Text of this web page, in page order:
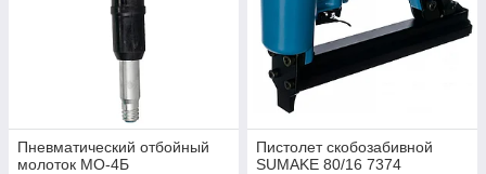
Пневматический отбойный
молоток МО-4Б
Пистолет скобозабивной
SUMAKE 80/16 7374